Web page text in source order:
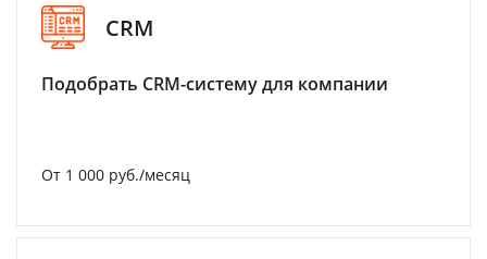
CRM
Подобрать CRM-систему для компании
От 1 000 руб./месяц